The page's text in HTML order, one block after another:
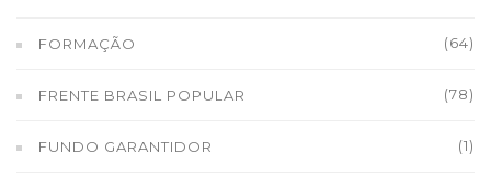
FORMAÇÃO (64)
FRENTE BRASIL POPULAR (78)
FUNDO GARANTIDOR (1)